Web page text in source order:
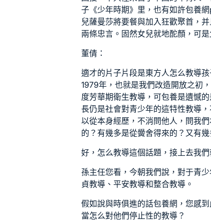
子《少年時期》里，也有如許包養
兒薩曼莎將要餐與加入狂歡聚首，
兩條忠言。固然女兒就地酡顏，可
董倩：
適才的片子片段是東方人怎么教導
1979年，也就是我們改造開放之初
度芳華期衛生教導，可包養是遺憾
長仍是社會對青少年的這特性教導
以從本身經歷，不消問他人，問我
的？有幾多是從黌舍得來的？又有
好，怎么教導這個話題，接上去我
孫主任您看，今朝我們說，對于青
貞教導、平安教導和整合教導。
假如說與時俱進的話包養網 ，您感
當怎么對他們停止性的教導？